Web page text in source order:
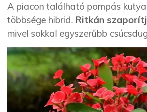
A piacon található pompás
többsége hibrid. Ritkán
mivel sokkal egyszerűbb